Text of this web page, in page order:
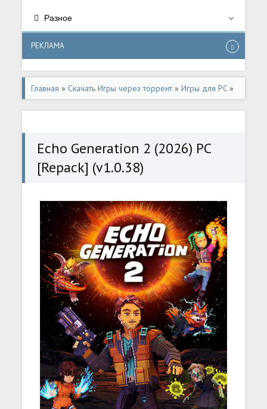
Разное
РЕКЛАМА
Главная » Скачать Игры через торрент»Игры для PC»
РПГ/RPG
Echo Generation 2 (2026) PC
[Repack] (v1.0.38)